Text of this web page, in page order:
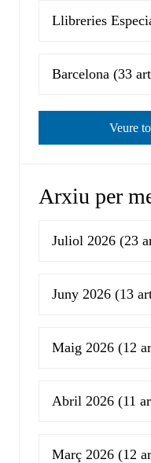
Llibreries
Barcelona (33
Veure
Arxiu per
Juliol 2026 (23
Juny 2026 (13
Maig 2026 (12
Abril 2026 (11
Març 2026 (12